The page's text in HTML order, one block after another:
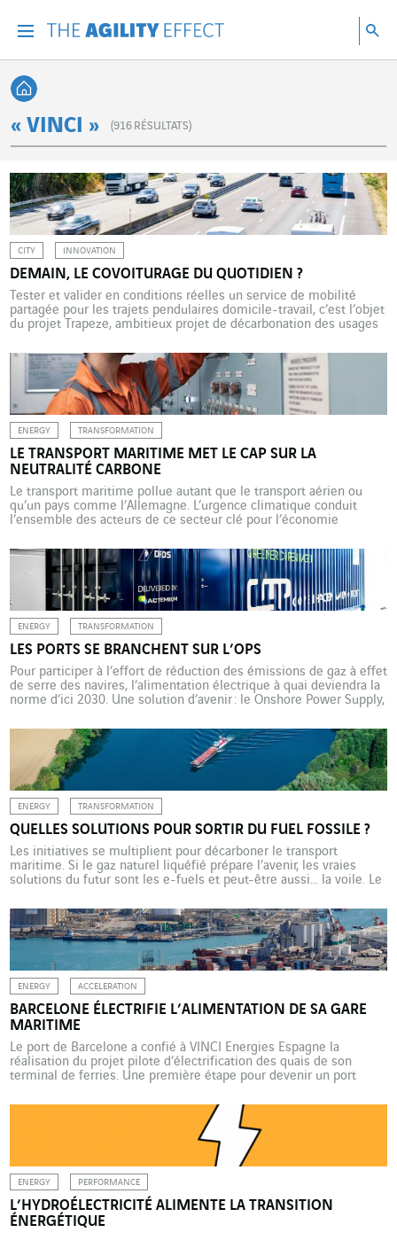
Retour à l'accueil
« VINCI » (916 RÉSULTATS)
CITY INNOVATION
DEMAIN, LE COVOITURAGE DU QUOTIDIEN ?
Tester et valider en conditions réelles un service de mobilité
partagée pour les trajets pendulaires domicile-travail, c’est l’objet
du projet Trapeze, ambitieux projet de décarbonation des usages
mobilités des personnes en France passent aujourd’hui par la
route, il ne fait guère de doute que, malgré les […]
ENERGY TRANSFORMATION
LE TRANSPORT MARITIME MET LE CAP SUR LA
NEUTRALITÉ CARBONE
Le transport maritime pollue autant que le transport aérien ou
qu’un pays comme l’Allemagne. L’urgence climatique conduit
l’ensemble des acteurs de ce secteur clé pour l’économie
émetteurs. D’ici 2050, l’Organisation maritime internationale
(OMI) table sur un possible doublement des flux de transport sur
les mers. […]
ENERGY TRANSFORMATION
LES PORTS SE BRANCHENT SUR L’OPS
Pour participer à l’effort de réduction des émissions de gaz à effet
de serre des navires, l’alimentation électrique à quai deviendra la
norme d’ici 2030. Une solution d’avenir : le Onshore Power Supply,
transport maritime ne se joue pas que sur les mers et les océans.
ENERGY TRANSFORMATION
QUELLES SOLUTIONS POUR SORTIR DU FUEL FOSSILE ?
Les initiatives se multiplient pour décarboner le transport
maritime. Si le gaz naturel liquéfié prépare l’avenir, les vraies
solutions du futur sont les e-fuels et peut-être aussi… la voile. Le
d’intensité en gaz à effet de serre des carburants des navires d’ici
2050. Dans ce cadre, […]
ENERGY ACCELERATION
BARCELONE ÉLECTRIFIE L’ALIMENTATION DE SA GARE
MARITIME
Le port de Barcelone a confié à VINCI Energies Espagne la
réalisation du projet pilote d’électrification des quais de son
terminal de ferries. Une première étape pour devenir un port
110 millions d’euros, Nexigen, le plan d’électrification des quais
ENERGY PERFORMANCE
L’HYDROÉLECTRICITÉ ALIMENTE LA TRANSITION
ÉNERGÉTIQUE